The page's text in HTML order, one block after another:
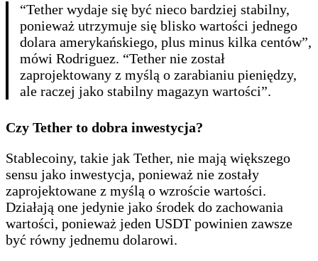
“Tether wydaje się być nieco bardziej stabilny,
ponieważ utrzymuje się blisko wartości jednego
dolara amerykańskiego, plus minus kilka centów”,
mówi Rodriguez. “Tether nie został
zaprojektowany z myślą o zarabianiu pieniędzy,
ale raczej jako stabilny magazyn wartości”.
Czy Tether to dobra inwestycja?
Stablecoiny, takie jak Tether, nie mają większego
sensu jako inwestycja, ponieważ nie zostały
zaprojektowane z myślą o wzroście wartości.
Działają one jedynie jako środek do zachowania
wartości, ponieważ jeden USDT powinien zawsze
być równy jednemu dolarowi.